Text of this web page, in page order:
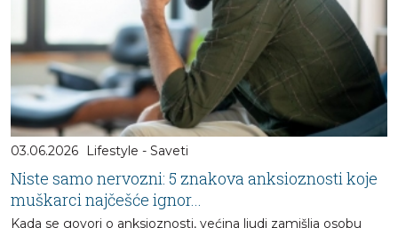
03.06.2026 Lifestyle - Saveti
Niste samo nervozni: 5 znakova anksioznosti koje
muškarci najčešće ignor...
Kada se govori o anksioznosti, većina ljudi zamišlja osobu